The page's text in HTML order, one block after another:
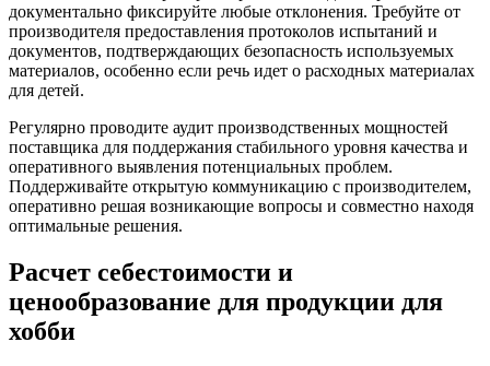
документально фиксируйте любые отклонения. Требуйте от
производителя предоставления протоколов испытаний и
документов, подтверждающих безопасность используемых
материалов, особенно если речь идет о расходных материалах
для детей.
Регулярно проводите аудит производственных мощностей
поставщика для поддержания стабильного уровня качества и
оперативного выявления потенциальных проблем.
Поддерживайте открытую коммуникацию с производителем,
оперативно решая возникающие вопросы и совместно находя
оптимальные решения.
Расчет себестоимости и
ценообразование для продукции для
хобби